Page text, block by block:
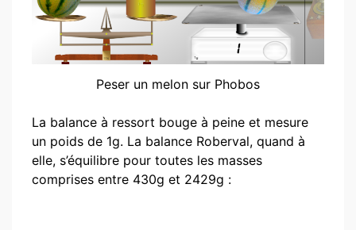
Peser un melon sur Phobos
La balance à ressort bouge à peine et mesure
un poids de 1g. La balance Roberval, quand à
elle, s’équilibre pour toutes les masses
comprises entre 430g et 2429g :